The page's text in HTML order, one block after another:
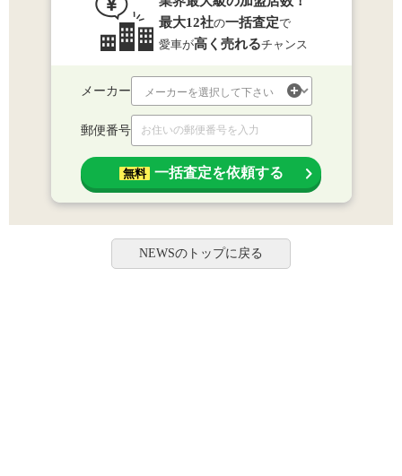
最大12社の一括査定で
愛車が高く売れるチャンス
メーカー
郵便番号
無料 一括査定を依頼する
NEWSのトップに戻る